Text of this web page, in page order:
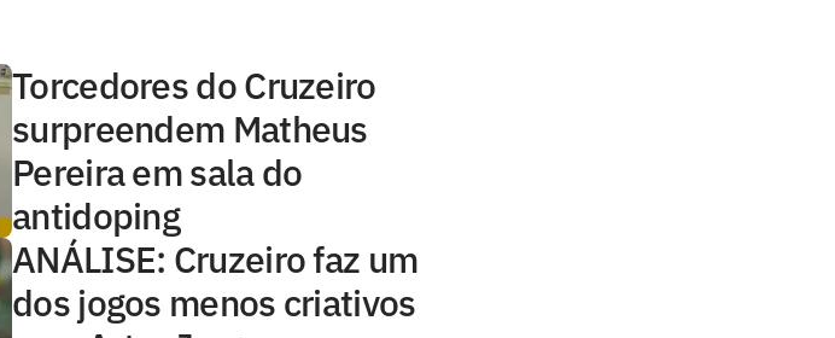
Torcedores do Cruzeiro
surpreendem Matheus
Pereira em sala do
antidoping
ANÁLISE: Cruzeiro faz um
dos jogos menos criativos